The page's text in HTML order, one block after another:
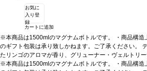
お気に
入り登
録
カートに追加
※本商品は1500mlのマグナムボトルです。 ・商品構造
のギフト包装は承り致しかねます。ご了承ください。
たリンゴのアロマが香り、グリューナー・ヴェルトリ
香が溶け、魅力的な果実のブーケを作り出す。柔らか
※本商品は1500mlのマグナムボトルです。 ・商品構造